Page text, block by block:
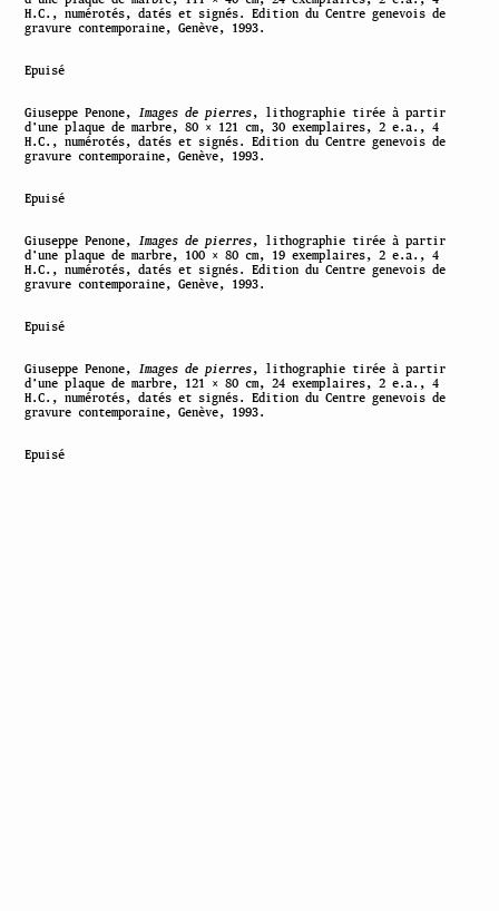
H.C., numérotés, datés et signés. Edition du Centre genevois de
gravure contemporaine, Genève, 1993.
Epuisé
Giuseppe Penone, Images de pierres, lithographie tirée à partir
d’une plaque de marbre, 80 × 121 cm, 30 exemplaires, 2 e.a., 4
H.C., numérotés, datés et signés. Edition du Centre genevois de
gravure contemporaine, Genève, 1993.
Epuisé
Giuseppe Penone, Images de pierres, lithographie tirée à partir
d’une plaque de marbre, 100 × 80 cm, 19 exemplaires, 2 e.a., 4
H.C., numérotés, datés et signés. Edition du Centre genevois de
gravure contemporaine, Genève, 1993.
Epuisé
Giuseppe Penone, Images de pierres, lithographie tirée à partir
d’une plaque de marbre, 121 × 80 cm, 24 exemplaires, 2 e.a., 4
H.C., numérotés, datés et signés. Edition du Centre genevois de
gravure contemporaine, Genève, 1993.
Epuisé